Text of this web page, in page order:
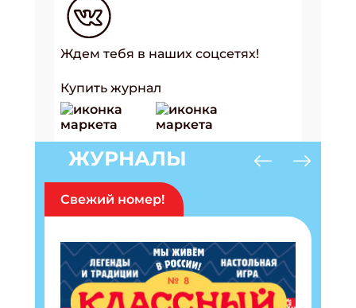
Ждем тебя в наших соцсетях!
Купить журнал
ЖУРНАЛЫ
Свежий номер!